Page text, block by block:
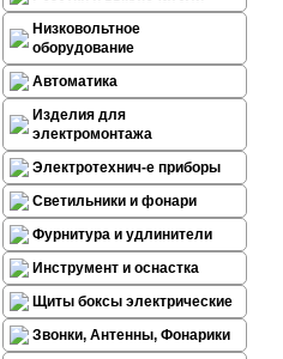
Низковольтное
оборудование
Автоматика
Изделия для
электромонтажа
Электротехнич-е приборы
Светильники и фонари
Фурнитура и удлинители
Инструмент и оснастка
Щиты боксы электрические
Звонки, Антенны, Фонарики